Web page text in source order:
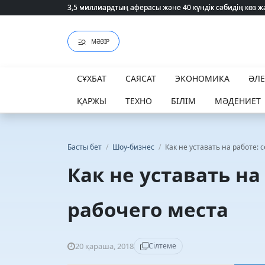
3,5 миллиардтың аферасы және 40 күндік сәбидің
3,5 миллиардтың аферасы және 40 күндік сәбидің
МӘЗІР
СҰХБАТ САЯСАТ ЭКОНОМИКА
ҚАРЖЫ
ТЕХНО БІЛІМ МӘДЕНИЕТ
Басты бет / Шоу-бизнес / Как не уставать на работе:
Как не уставать
рабочего места
20 қараша, 2018 Сілтеме